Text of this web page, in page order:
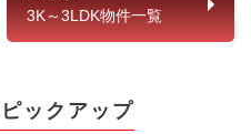
3K～3LDK物件一覧
ックアップ